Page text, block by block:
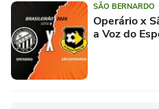
SÃO BERNARDO
Operário x
a Voz do